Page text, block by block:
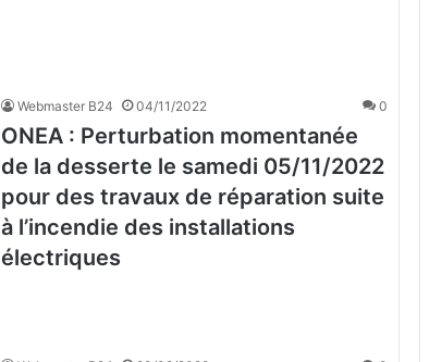
Webmaster B24 04/11/2022 0
ONEA : Perturbation momentanée
de la desserte le samedi 05/11/2022
pour des travaux de réparation suite
à l’incendie des installations
électriques